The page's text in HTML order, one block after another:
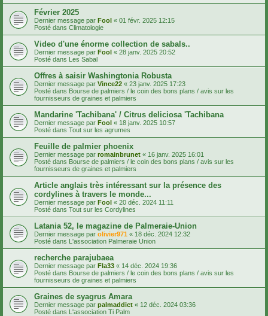
Février 2025
Dernier message par Fool « 01 févr. 2025 12:15
Posté dans Climatologie
Video d'une énorme collection de sabals..
Dernier message par Fool « 28 janv. 2025 20:52
Posté dans Les Sabal
Offres à saisir Washingtonia Robusta
Dernier message par Vince22 « 23 janv. 2025 17:23
Posté dans Bourse de palmiers / le coin des bons plans / avis sur les
fournisseurs de graines et palmiers
Mandarine 'Tachibana' / Citrus deliciosa 'Tachibana
Dernier message par Fool « 18 janv. 2025 10:57
Posté dans Tout sur les agrumes
Feuille de palmier phoenix
Dernier message par romainbrunet « 16 janv. 2025 16:01
Posté dans Bourse de palmiers / le coin des bons plans / avis sur les
fournisseurs de graines et palmiers
Article anglais très intéressant sur la présence des
cordylines à travers le monde...
Dernier message par Fool « 20 déc. 2024 11:11
Posté dans Tout sur les Cordylines
Latania 52, le magazine de Palmeraie-Union
Dernier message par olivier971 « 18 déc. 2024 12:32
Posté dans L'association Palmeraie Union
recherche parajubaea
Dernier message par Fla33 « 14 déc. 2024 19:36
Posté dans Bourse de palmiers / le coin des bons plans / avis sur les
fournisseurs de graines et palmiers
Graines de syagrus Amara
Dernier message par palmaddict « 12 déc. 2024 03:36
Posté dans L'association Ti Palm